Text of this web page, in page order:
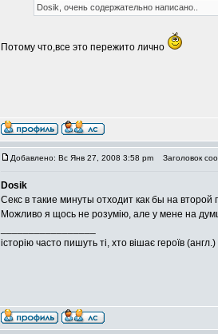
Dosik, очень содержательно написано..
Потому что,все это пережито лично
Добавлено: Вс Янв 27, 2008 3:58 pm Заголовок
Dosik
Секс в такие минуты отходит как бы на второй
Можливо я щось не розумію, але у мене на
історію часто пишуть ті, хто вішає героїв